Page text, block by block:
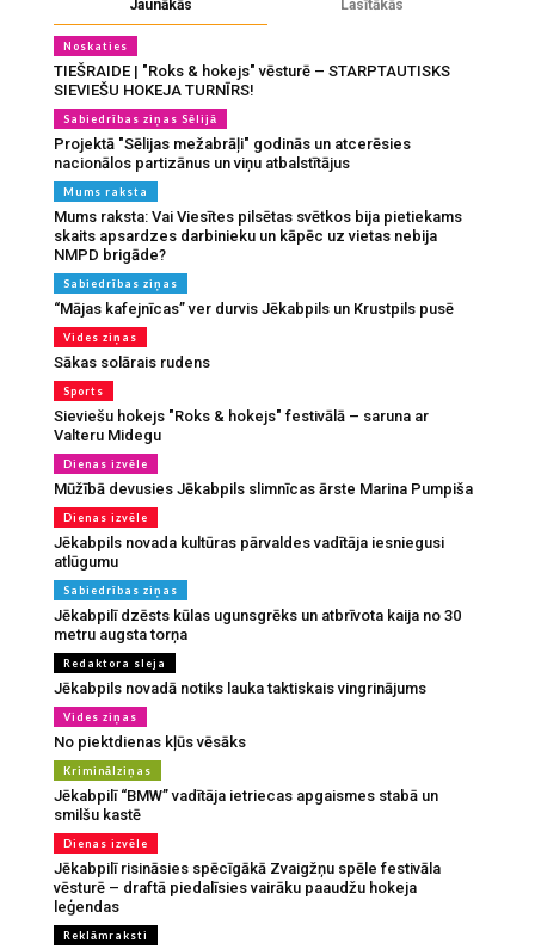
Jaunākās Lasītākās
Noskaties
TIEŠRAIDE | "Roks & hokejs" vēsturē – STARPTAUTISKS
SIEVIEŠU HOKEJA TURNĪRS!
Sabiedrības ziņas Sēlijā
Projektā "Sēlijas mežabrāļi" godinās un atcerēsies
nacionālos partizānus un viņu atbalstītājus
Mums raksta
Mums raksta: Vai Viesītes pilsētas svētkos bija pietiekams
skaits apsardzes darbinieku un kāpēc uz vietas nebija
NMPD brigāde?
Sabiedrības ziņas
“Mājas kafejnīcas” ver durvis Jēkabpils un Krustpils pusē
Vides ziņas
Sākas solārais rudens
Sports
Sieviešu hokejs "Roks & hokejs" festivālā – saruna ar
Valteru Midegu
Dienas izvēle
Mūžībā devusies Jēkabpils slimnīcas ārste Marina Pumpiša
Dienas izvēle
Jēkabpils novada kultūras pārvaldes vadītāja iesniegusi
atlūgumu
Sabiedrības ziņas
Jēkabpilī dzēsts kūlas ugunsgrēks un atbrīvota kaija no 30
metru augsta torņa
Redaktora sleja
Jēkabpils novadā notiks lauka taktiskais vingrinājums
Vides ziņas
No piektdienas kļūs vēsāks
Kriminālziņas
Jēkabpilī “BMW” vadītāja ietriecas apgaismes stabā un
smilšu kastē
Dienas izvēle
Jēkabpilī risināsies spēcīgākā Zvaigžņu spēle festivāla
vēsturē – draftā piedalīsies vairāku paaudžu hokeja
leģendas
Reklāmraksti